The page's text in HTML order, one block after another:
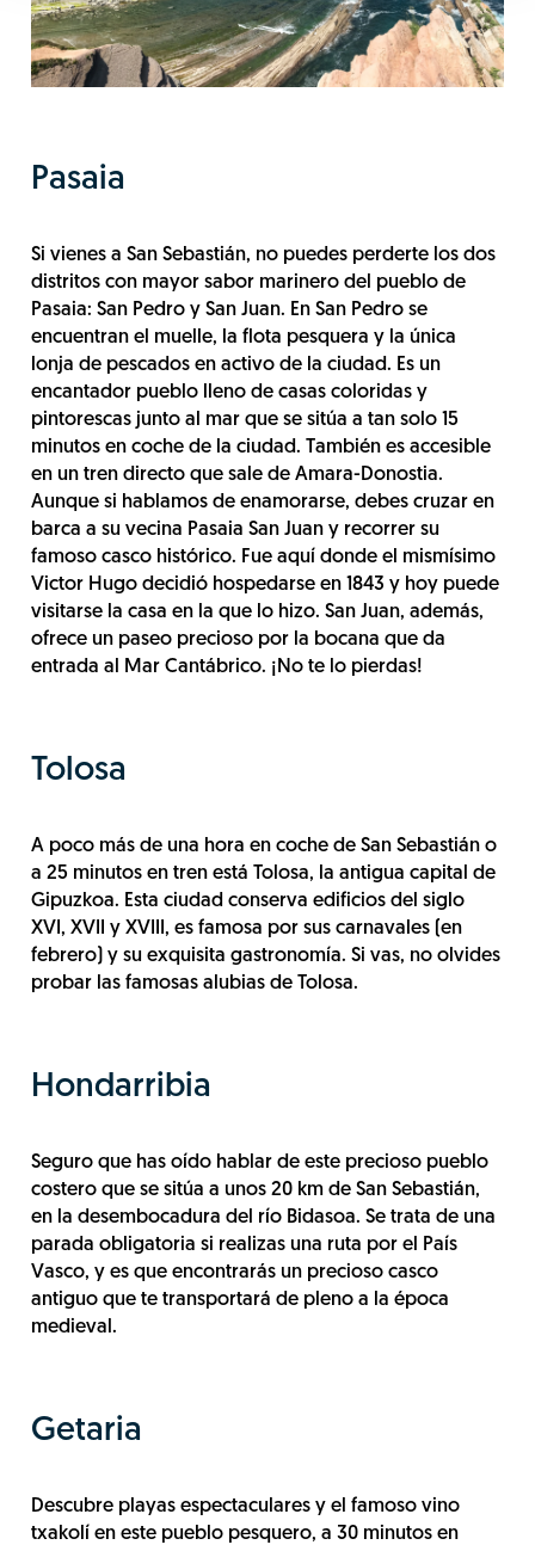
Pasaia
Si vienes a San Sebastián, no puedes perderte los dos
distritos con mayor sabor marinero del pueblo de
Pasaia: San Pedro y San Juan. En San Pedro se
encuentran el muelle, la flota pesquera y la única
lonja de pescados en activo de la ciudad. Es un
encantador pueblo lleno de casas coloridas y
pintorescas junto al mar que se sitúa a tan solo 15
minutos en coche de la ciudad. También es accesible
en un tren directo que sale de Amara-Donostia.
Aunque si hablamos de enamorarse, debes cruzar en
barca a su vecina Pasaia San Juan y recorrer su
famoso casco histórico. Fue aquí donde el mismísimo
Victor Hugo decidió hospedarse en 1843 y hoy puede
visitarse la casa en la que lo hizo. San Juan, además,
ofrece un paseo precioso por la bocana que da
entrada al Mar Cantábrico. ¡No te lo pierdas!
Tolosa
A poco más de una hora en coche de San Sebastián o
a 25 minutos en tren está Tolosa, la antigua capital de
Gipuzkoa. Esta ciudad conserva edificios del siglo
XVI, XVII y XVIII, es famosa por sus carnavales (en
febrero) y su exquisita gastronomía. Si vas, no olvides
probar las famosas alubias de Tolosa.
Hondarribia
Seguro que has oído hablar de este precioso pueblo
costero que se sitúa a unos 20 km de San Sebastián,
en la desembocadura del río Bidasoa. Se trata de una
parada obligatoria si realizas una ruta por el País
Vasco, y es que encontrarás un precioso casco
antiguo que te transportará de pleno a la época
medieval.
Getaria
Descubre playas espectaculares y el famoso vino
txakolí en este pueblo pesquero, a 30 minutos en